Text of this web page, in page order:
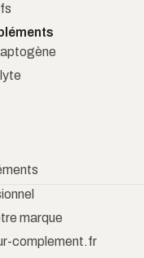
marque
complement.fr